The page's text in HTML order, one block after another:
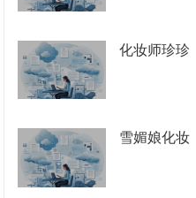
化妆师珍珍
雪媚娘化妆